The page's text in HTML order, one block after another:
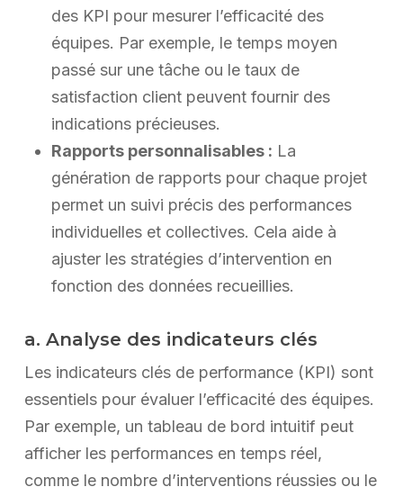
des KPI pour mesurer l’efficacité des
équipes. Par exemple, le temps moyen
passé sur une tâche ou le taux de
satisfaction client peuvent fournir des
indications précieuses.
Rapports personnalisables : La
génération de rapports pour chaque projet
permet un suivi précis des performances
individuelles et collectives. Cela aide à
ajuster les stratégies d’intervention en
fonction des données recueillies.
a. Analyse des indicateurs clés
Les indicateurs clés de performance (KPI) sont
essentiels pour évaluer l’efficacité des équipes.
Par exemple, un tableau de bord intuitif peut
afficher les performances en temps réel,
comme le nombre d’interventions réussies ou le